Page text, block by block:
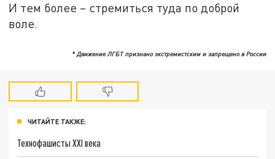
И тем более – стремиться туда по доброй
воле.
* Движение ЛГБТ признано экстремистским и запрещено в России
ЧИТАЙТЕ ТАКЖЕ:
Технофашисты XXI века